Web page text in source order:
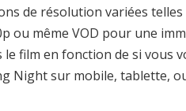
de résolution variées telles
ou même VOD pour une
le film en fonction de si vous
Night sur mobile, tablette,